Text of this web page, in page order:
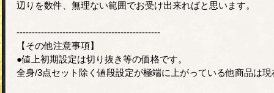
辺りを数件、無理ない範囲でお受け出来ればと思います。
-----------------------------------------------
【その他注意事項】
●値上初期設定は切り抜き等の価格です。
全身/3点セット除く値段設定が極端に上がっている他商品は